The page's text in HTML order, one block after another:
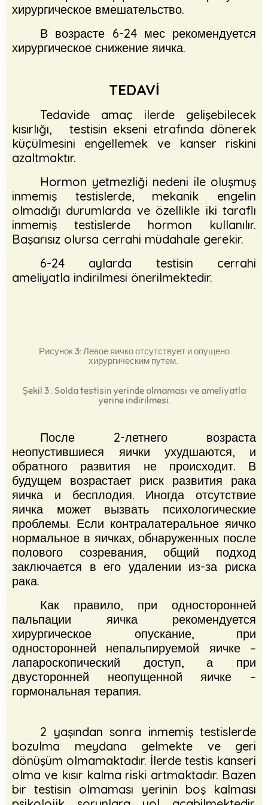
хирургическое вмешательство.
В возрасте 6-24 мес рекомендуется
хирургическое снижение яичка.
TEDAVİ
Tedavide amaç ilerde gelişebilecek
kısırlığı, testisin ekseni etrafında dönerek
küçülmesini engellemek ve kanser riskini
azaltmaktır.
Hormon yetmezliği nedeni ile oluşmuş
inmemiş testislerde, mekanik engelin
olmadığı durumlarda ve özellikle iki taraflı
inmemiş testislerde hormon kullanılır.
Başarısız olursa cerrahi müdahale gerekir.
6-24 aylarda testisin cerrahi
ameliyatla indirilmesi önerilmektedir.
Рисунок 3: Левое яичко отсутствует и опущено
хирургическим путем.
Şekil 3 : Solda testisin yerinde olmaması ve ameliyatla
yerine indirilmesi.
После 2-летнего возраста
неопустившиеся яички ухудшаются, и
обратного развития не происходит. В
будущем возрастает риск развития рака
яичка и бесплодия. Иногда отсутствие
яичка может вызвать психологические
проблемы. Если контралатеральное яичко
нормальное в яичках, обнаруженных после
полового созревания, общий подход
заключается в его удалении из-за риска
рака.
Как правило, при односторонней
пальпации яичка рекомендуется
хирургическое опускание, при
односторонней непальпируемой яичке –
лапароскопический доступ, а при
двусторонней неопущенной яичке –
гормональная терапия.
2 yaşından sonra inmemiş testislerde
bozulma meydana gelmekte ve geri
dönüşüm olmamaktadır. İlerde testis kanseri
olma ve kısır kalma riski artmaktadır. Bazen
bir testisin olmaması yerinin boş kalması